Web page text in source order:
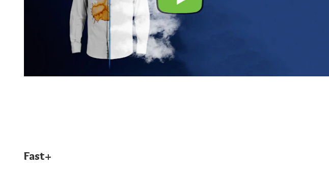
Fast+